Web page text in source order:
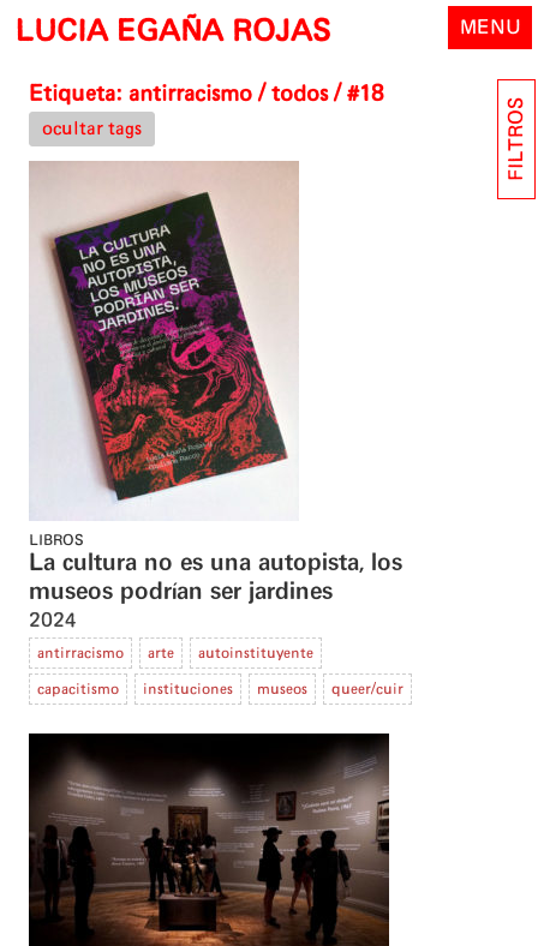
Skip
content
LUCIA EGAÑA ROJAS MENU
Etiqueta: antirracismo / todos / #18
ocultar tags
LIBROS
La cultura no es una autopista, los
museos podrían ser jardines
2024
antirracismo arte autoinstituyente
capacitismo instituciones museos queer/cuir
FILTROS